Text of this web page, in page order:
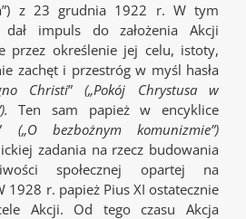
z 23 grudnia 1922 r. W tym
dał impuls do założenia Akcji
przez określenie jej celu, istoty,
zachęt i przestróg w myśl hasła
Christi”(„Pokój Chrystusa w
Ten sam papież w encyklice
(„O bezbożnym komunizmie”)
zadania na rzecz budowania
społecznej opartej na
1928 r. papież Pius XI ostatecznie
Akcji. Od tego czasu Akcja